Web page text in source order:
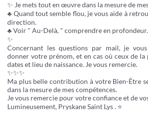
✨ Je mets tout en œuvre dans la mesure de
♣ Quand tout semble flou, je vous aide à
direction.
♣ Voir " Au-Delà, " comprendre en profondeur.
✨
Concernant les questions par mail, je
donner votre prénom, et en cas où ceux de la
dates et lieu de naissance. Je vous remercie.
✨✨✨
Ma plus belle contribution à votre Bien-Être
dans la mesure de mes compétences.
Je vous remercie pour votre confiance et de
Lumineusement, Pryskane Saint Lys . ⭐